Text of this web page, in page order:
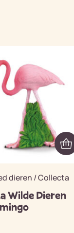
dieren / Collecta
Wilde Dieren